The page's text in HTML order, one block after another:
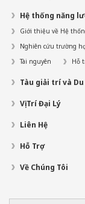
Hệ thống năng
Giới thiệu về Hệ
Nghiên cứu trường
Tài nguyên
Hỗ
Tàu giải trí và
Vị Trí Đại Lý
Liên Hệ
Hỗ Trợ
Về Chúng Tôi